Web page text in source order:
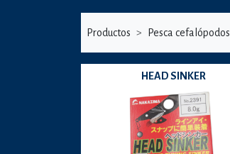
Productos Pesca cefalópodos
HEAD SINKER